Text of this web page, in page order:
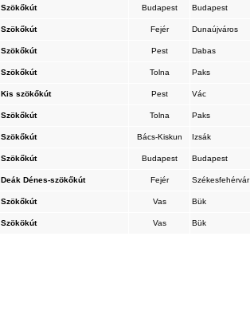
Szökőkút Budapest Budapest
Szökőkút Fejér Dunaújváros
Szökőkút Pest Dabas
Szökőkút Tolna Paks
Kis szökőkút Pest Vác
Szökőkút Tolna Paks
Szökőkút Bács-Kiskun Izsák
Szökőkút Budapest Budapest
Deák Dénes-szökőkút Fejér
Szökőkút Vas Bük
Szökökút Vas Bük